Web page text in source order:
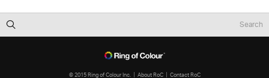
© 2015 Ring of Colour Inc. About RoC Contact RoC